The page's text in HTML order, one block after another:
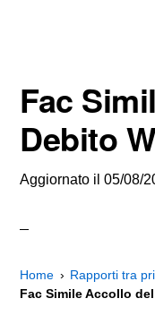
Fac
Debito
Aggiornato il05/08/
Home Rapporti tra
Fac Simile Accollo